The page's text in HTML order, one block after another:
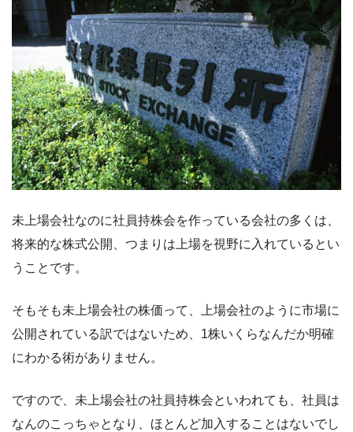
未上場会社なのに社員持株会を作っている会社の多くは、
将来的な株式公開、つまりは上場を視野に入れているとい
うことです。
そもそも未上場会社の株価って、上場会社のように市場に
公開されている訳ではないため、1株いくらなんだか明確
にわかる術がありません。
ですので、未上場会社の社員持株会といわれても、社員は
なんのこっちゃとなり、ほとんど加入することはないでし